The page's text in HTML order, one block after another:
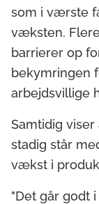
som i værste
væksten.
barrierer op
bekymringen
arbejdsvillige
Samtidig
stadig står
vækst i
"Det går godt